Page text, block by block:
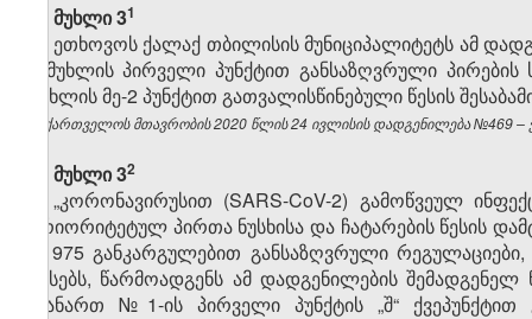
მუხლი 3​1
ეთხოვოს ქალაქ თბილისის მუნიციპალიტეტს ამ
მუხლის პირველი პუნქტით განსაზღვრული პირების
მუხლის მე-2 პუნქტით გათვალისწინებული წესის
საქართველოს მთავრობის 2020 წლის 24 ივლისის დადგენილება №469 –
მუხლი 3​2
„კორონავირუსით (SARS-CoV-2) გამოწვეულ
პრიორიტეტულ პირთა ნუსხისა და ჩატარების წესის
№975 განკარგულებით განსაზღვრული
წესებს, წარმოადგენს ამ დადგენილების
დანართ №1-ის პირველი პუნქტის „შ“